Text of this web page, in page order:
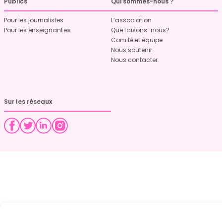
Pour les journalistes
Pour les enseignant·es
L’association
Que faisons-nous?
Comité et équipe
Nous soutenir
Nous contacter
Sur les réseaux